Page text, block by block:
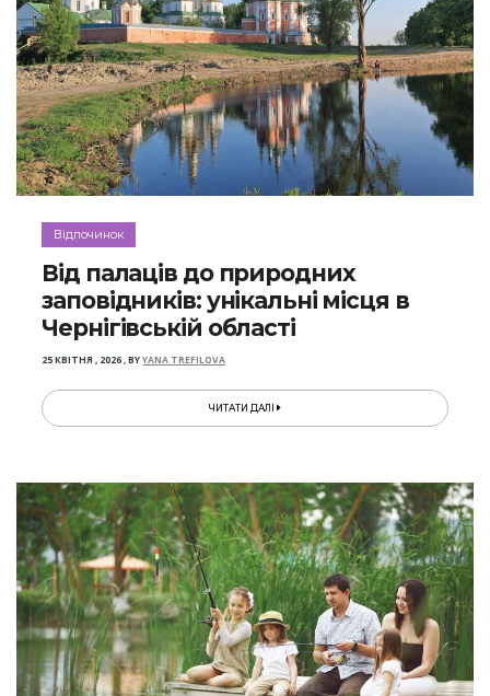
Відпочинок
Від палаців до природних
заповідників: унікальні місця в
Чернігівській області
25 КВІТНЯ , 2026,BYYANA TREFILOVA
ЧИТАТИ ДАЛІ